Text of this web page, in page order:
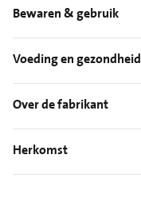
Bewaren & gebruik
Voeding en gezondheid
Over de fabrikant
Herkomst